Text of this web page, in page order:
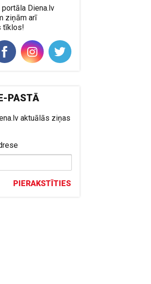
Diena.lv
ziņām arī
tīklos!
PASTĀ
aktuālās ziņas
PIERAKSTĪTIES